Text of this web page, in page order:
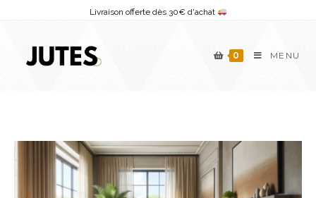
Livraison offerte dès 30€ d'achat
0 MENU